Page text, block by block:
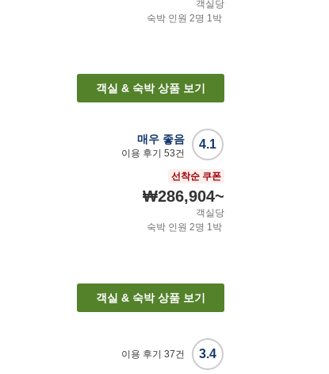
객실당
숙박 인원 2명 1박
객실 & 숙박 상품 보기
4.1
매우 좋음
이용 후기 53건
선착순 쿠폰
₩286,904~
객실당
숙박 인원 2명 1박
객실 & 숙박 상품 보기
3.4
이용 후기 37건